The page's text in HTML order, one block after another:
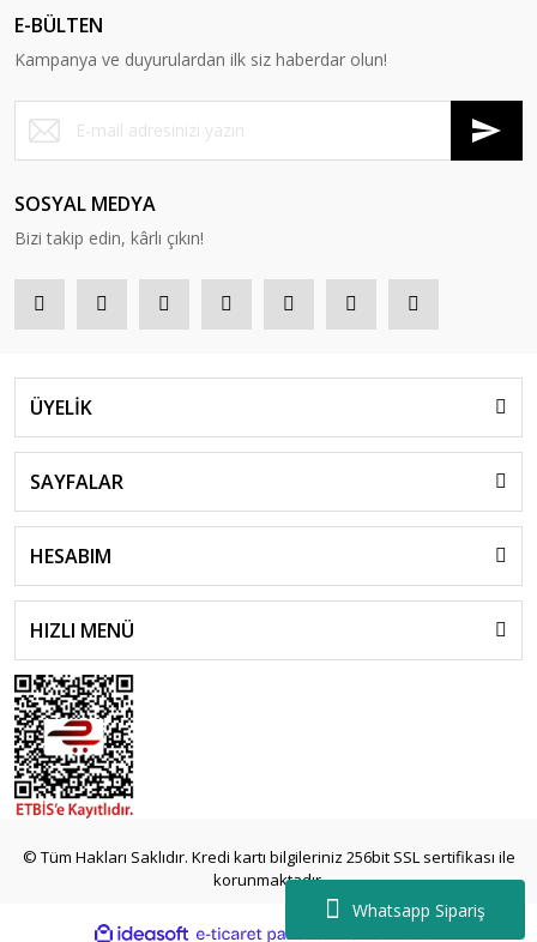
Whatsapp Sipariş
E-BÜLTEN
Kampanya ve duyurulardan ilk siz haberdar olun!
SOSYAL MEDYA
Bizi takip edin, kârlı çıkın!
ÜYELİK
SAYFALAR
HESABIM
HIZLI MENÜ
© Tüm Hakları Saklıdır. Kredi kartı bilgileriniz 256bit SSL sertifikası ile
korunmaktadır.
ideasoft